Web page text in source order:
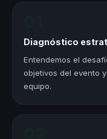
Diagnóstico
Entendemos el
objetivos del evento
equipo.